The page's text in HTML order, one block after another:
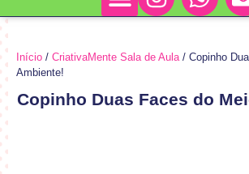
Início / CriativaMente Sala de Aula/ Copinho
Ambiente!
Copinho Duas Faces do